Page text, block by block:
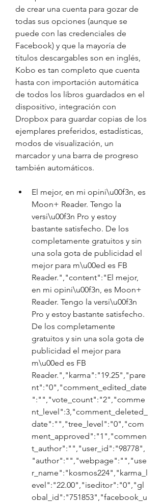
de crear una cuenta para gozar de
todas sus opciones (aunque se
puede con las credenciales de
Facebook) y que la mayoría de
títulos descargables son en inglés,
Kobo es tan completo que cuenta
hasta con importación automática
de todos los libros guardados en el
dispositivo, integración con
Dropbox para guardar copias de los
ejemplares preferidos, estadísticas,
modos de visualización, un
marcador y una barra de progreso
también automáticos.
El mejor, en mi opini\u00f3n, es
Moon+ Reader. Tengo la
versi\u00f3n Pro y estoy
bastante satisfecho. De los
completamente gratuitos y sin
una sola gota de publicidad el
mejor para m\u00ed es FB
Reader.","content":"El mejor,
en mi opini\u00f3n, es Moon+
Reader. Tengo la versi\u00f3n
Pro y estoy bastante satisfecho.
De los completamente
gratuitos y sin una sola gota de
publicidad el mejor para
m\u00ed es FB
Reader.","karma":"19.25","pare
nt":"0","comment_edited_date
":"","vote_count":"2","comme
nt_level":3,"comment_deleted_
date":"","tree_level":"0","com
ment_approved":"1","commen
t_author":"","user_id":"98778",
"author":"","webpage":"","use
r_name":"kosmos224","karma_l
evel":"22.00","iseditor":"0","gl
obal_id":"751853","facebook_u